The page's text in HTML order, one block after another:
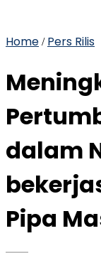
Home / Pers Rilis
dalam
Pipa